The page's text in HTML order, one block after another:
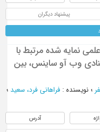
پیشنهاد دیگران
نمایه شده مرتبط با
وب آو ساینس، بین
؛ نویسنده: فراهانی فرد، سعید؛
آدرس